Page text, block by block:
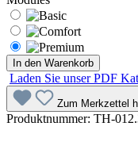
In den Warenkorb
Laden Sie unser PDF
Zum Merkzettel
Produktnummer: TH-